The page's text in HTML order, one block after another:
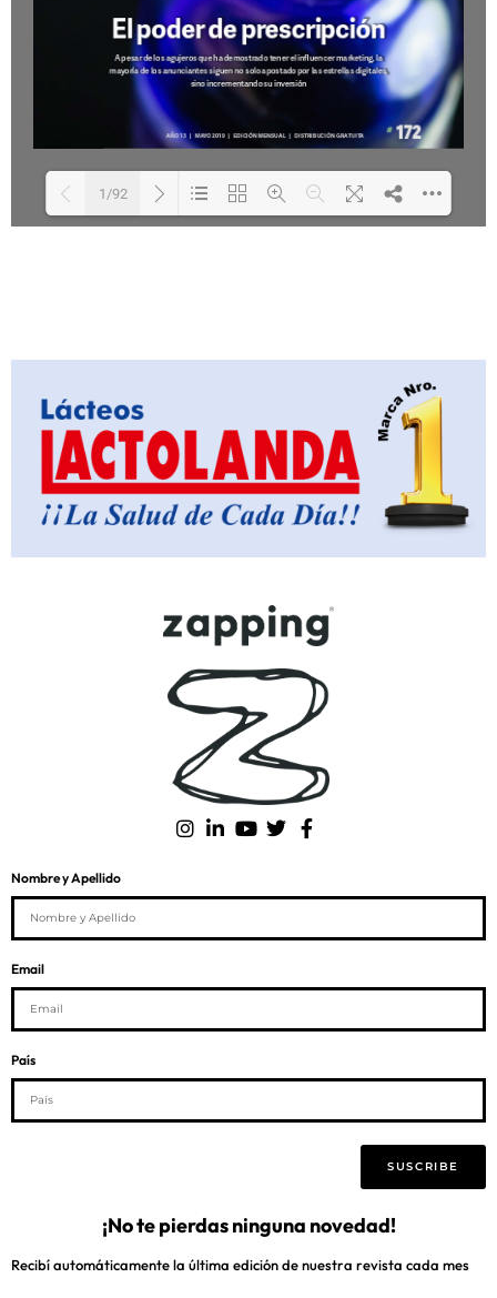
1/92
Nombre y Apellido
Email
País
SUSCRIBE
¡No te pierdas ninguna novedad!
Recibí automáticamente la última edición de nuestra revista cada mes